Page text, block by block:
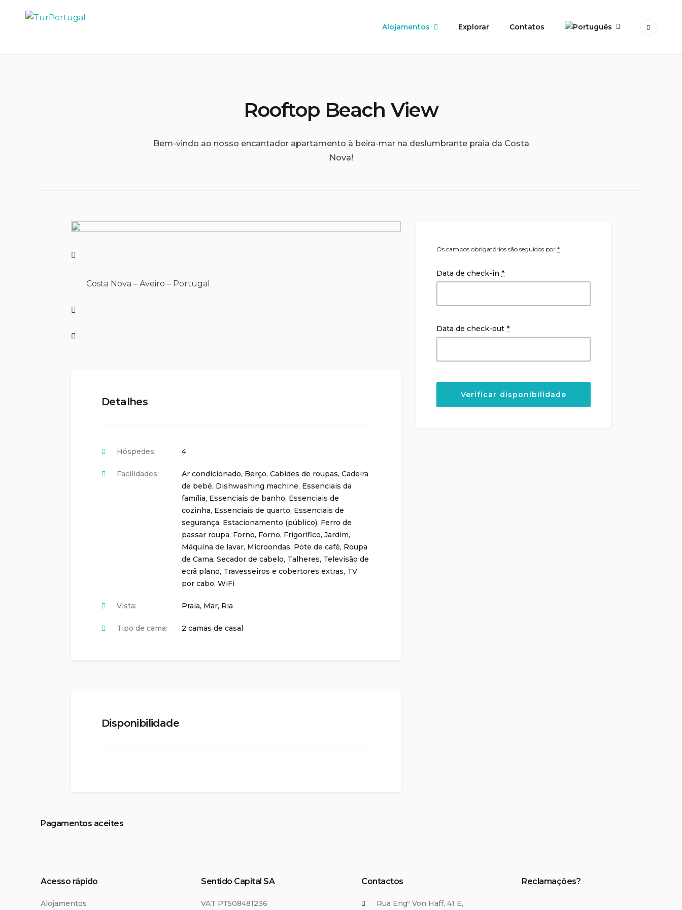
Alojamentos Explorar Contatos
Rooftop Beach View
Bem-vindo ao nosso encantador apartamento à beira-mar na deslumbrante praia da Costa
Nova!
Costa Nova – Aveiro – Portugal
Detalhes
Hóspedes: 4
Facilidades: Ar condicionado, Berço, Cabides de roupas, Cadeira
de bebé, Dishwashing machine, Essenciais da
família, Essenciais de banho, Essenciais de
cozinha, Essenciais de quarto, Essenciais de
segurança, Estacionamento (público), Ferro de
passar roupa, Forno, Forno, Frigorífico, Jardim,
Máquina de lavar, Microondas, Pote de café, Roupa
de Cama, Secador de cabelo, Talheres, Televisão de
ecrã plano, Travesseiros e cobertores extras, TV
por cabo, WiFi
Vista: Praia, Mar, Ria
Tipo de cama: 2 camas de casal
Disponibilidade
Os campos obrigatórios são seguidos por*
Data de check-in*
Data de check-out*
Pagamentos aceites
Acesso rápido
Alojamentos
Sentido Capital SA
VAT PT508481236
Contactos
Rua Engº Von Haff, 41 E,
Reclamações?